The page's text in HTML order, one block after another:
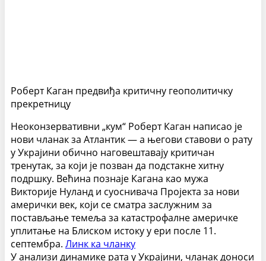
Роберт Каган предвиђа критичну геополитичку
прекретницу
Неоконзервативни „кум“ Роберт Каган написао је
нови чланак за Атлантик — а његови ставови о рату
у Украјини обично наговештавају критичан
тренутак, за који је позван да подстакне хитну
подршку. Већина познаје Кагана као мужа
Викторије Нуланд и суоснивача Пројекта за нови
амерички век, који се сматра заслужним за
постављање темеља за катастрофалне америчке
уплитање на Блиском истоку у ери после 11.
септембра. Линк ка чланку
У анализи динамике рата у Украјини, чланак доноси